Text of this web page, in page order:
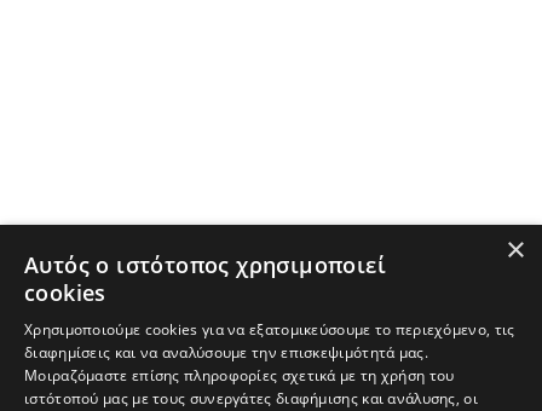
×
Αυτός ο ιστότοπος χρησιμοποιεί
cookies
Χρησιμοποιούμε cookies για να εξατομικεύσουμε το περιεχόμενο, τις
διαφημίσεις και να αναλύσουμε την επισκεψιμότητά μας.
Μοιραζόμαστε επίσης πληροφορίες σχετικά με τη χρήση του
ιστότοπού μας με τους συνεργάτες διαφήμισης και ανάλυσης, οι